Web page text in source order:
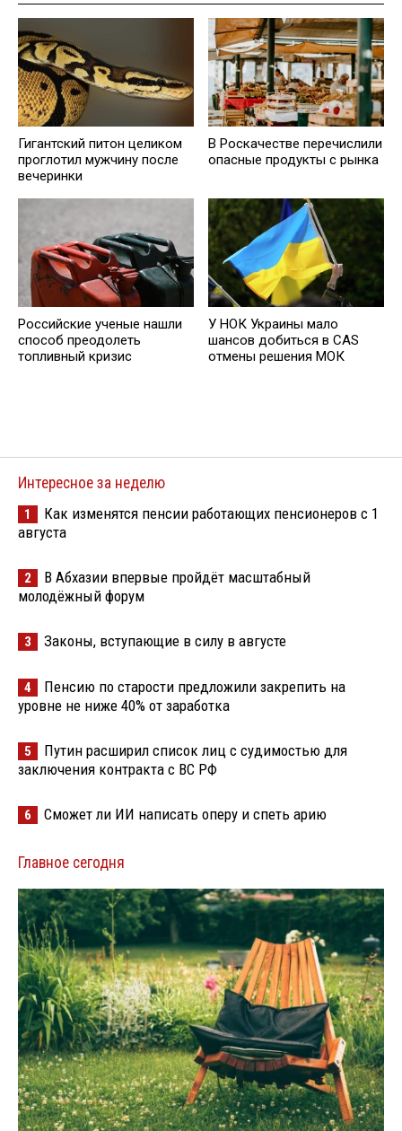
Гигантский питон целиком
проглотил мужчину после
вечеринки
В Роскачестве перечислили
опасные продукты с рынка
Российские ученые нашли
способ преодолеть
топливный кризис
У НОК Украины мало
шансов добиться в CAS
отмены решения МОК
Интересное за неделю
1
Как изменятся пенсии работающих пенсионеров с 1
августа
2
В Абхазии впервые пройдёт масштабный
молодёжный форум
3 Законы, вступающие в силу в августе
4
Пенсию по старости предложили закрепить на
уровне не ниже 40% от заработка
5
Путин расширил список лиц с судимостью для
заключения контракта с ВС РФ
6 Сможет ли ИИ написать оперу и спеть арию
Главное сегодня